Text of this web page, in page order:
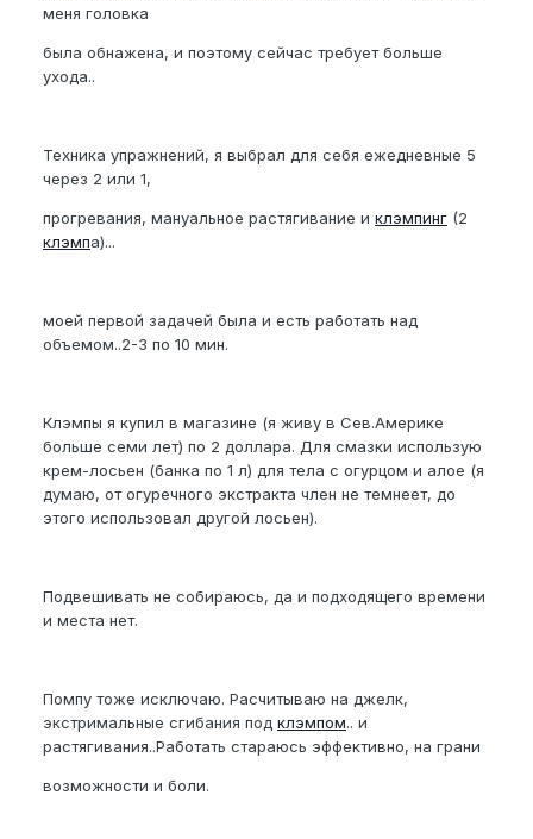
меня головка
была обнажена, и поэтому сейчас требует больше
ухода..
Техника упражнений, я выбрал для себя ежедневные 5
через 2 или 1,
прогревания, мануальное растягивание и клэмпинг (2
клэмпа)...
моей первой задачей была и есть работать над
объемом..2-3 по 10 мин.
Клэмпы я купил в магазине (я живу в Сев.Америке
больше семи лет) по 2 доллара. Для смазки использую
крем-лосьен (банка по 1 л) для тела с огурцом и алое (я
думаю, от огуречного экстракта член не темнеет, до
этого использовал другой лосьен).
Подвешивать не собираюсь, да и подходящего времени
и места нет.
Помпу тоже исключаю. Расчитываю на джелк,
экстримальные сгибания под клэмпом.. и
растягивания..Работать стараюсь эффективно, на грани
возможности и боли.